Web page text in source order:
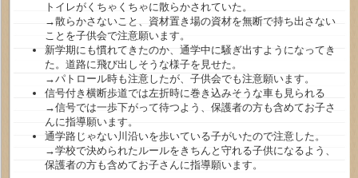
トイレがくちゃくちゃに散らかされていた。
→散らかさないこと、資材置き場の資材を無断で持ち出さない
ことを子供会で注意願います。
新学期にも慣れてきたのか、通学中に騒ぎ出すようになってき
た。道路に飛び出しそうな様子を見せた。
→パトロール時も注意したが、子供会でも注意願います。
信号付き横断歩道では左折時に巻き込みそうな車も見られる
→信号では一歩下がって待つよう、保護者の方も含めてお子さ
んに指導願います。
通学路じゃない川沿いを歩いている子がいたので注意した。
→学校で決められたルールをきちんと守れる子供になるよう、
保護者の方も含めてお子さんに指導願います。